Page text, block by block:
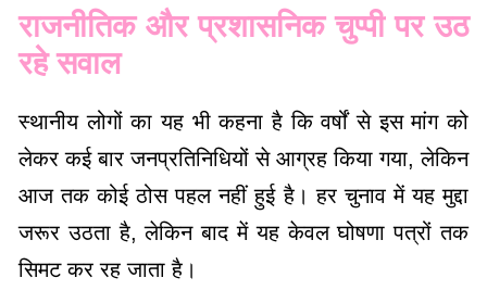
राजनीतिक और प्रशासनिक चुप्पी पर उठ
रहे सवाल
स्थानीय लोगों का यह भी कहना है कि वर्षों से इस मांग को
लेकर कई बार जनप्रतिनिधियों से आग्रह किया गया, लेकिन
आज तक कोई ठोस पहल नहीं हुई है। हर चुनाव में यह मुद्दा
जरूर उठता है, लेकिन बाद में यह केवल घोषणा पत्रों तक
सिमट कर रह जाता है।